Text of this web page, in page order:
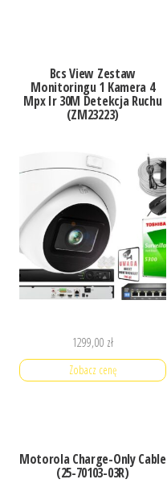
Bcs View Zestaw
Monitoringu 1 Kamera 4
Mpx Ir 30M Detekcja Ruchu
(ZM23223)
1299,00 zł
Zobacz cenę
Motorola Charge-Only Cable
(25-70103-03R)